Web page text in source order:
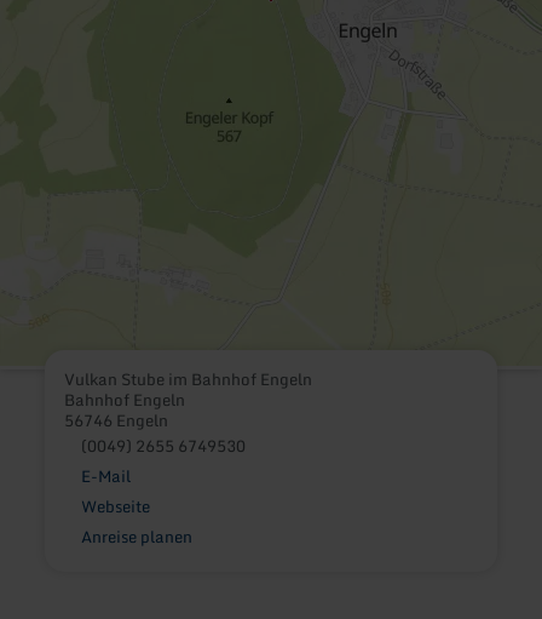
Vulkan Stube im Bahnhof Engeln
Bahnhof Engeln
56746 Engeln
(0049) 2655 6749530
E-Mail
Webseite
Anreise planen